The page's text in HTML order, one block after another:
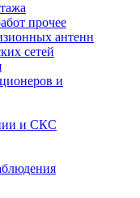
прочее
антенн
сетей
и
и СКС